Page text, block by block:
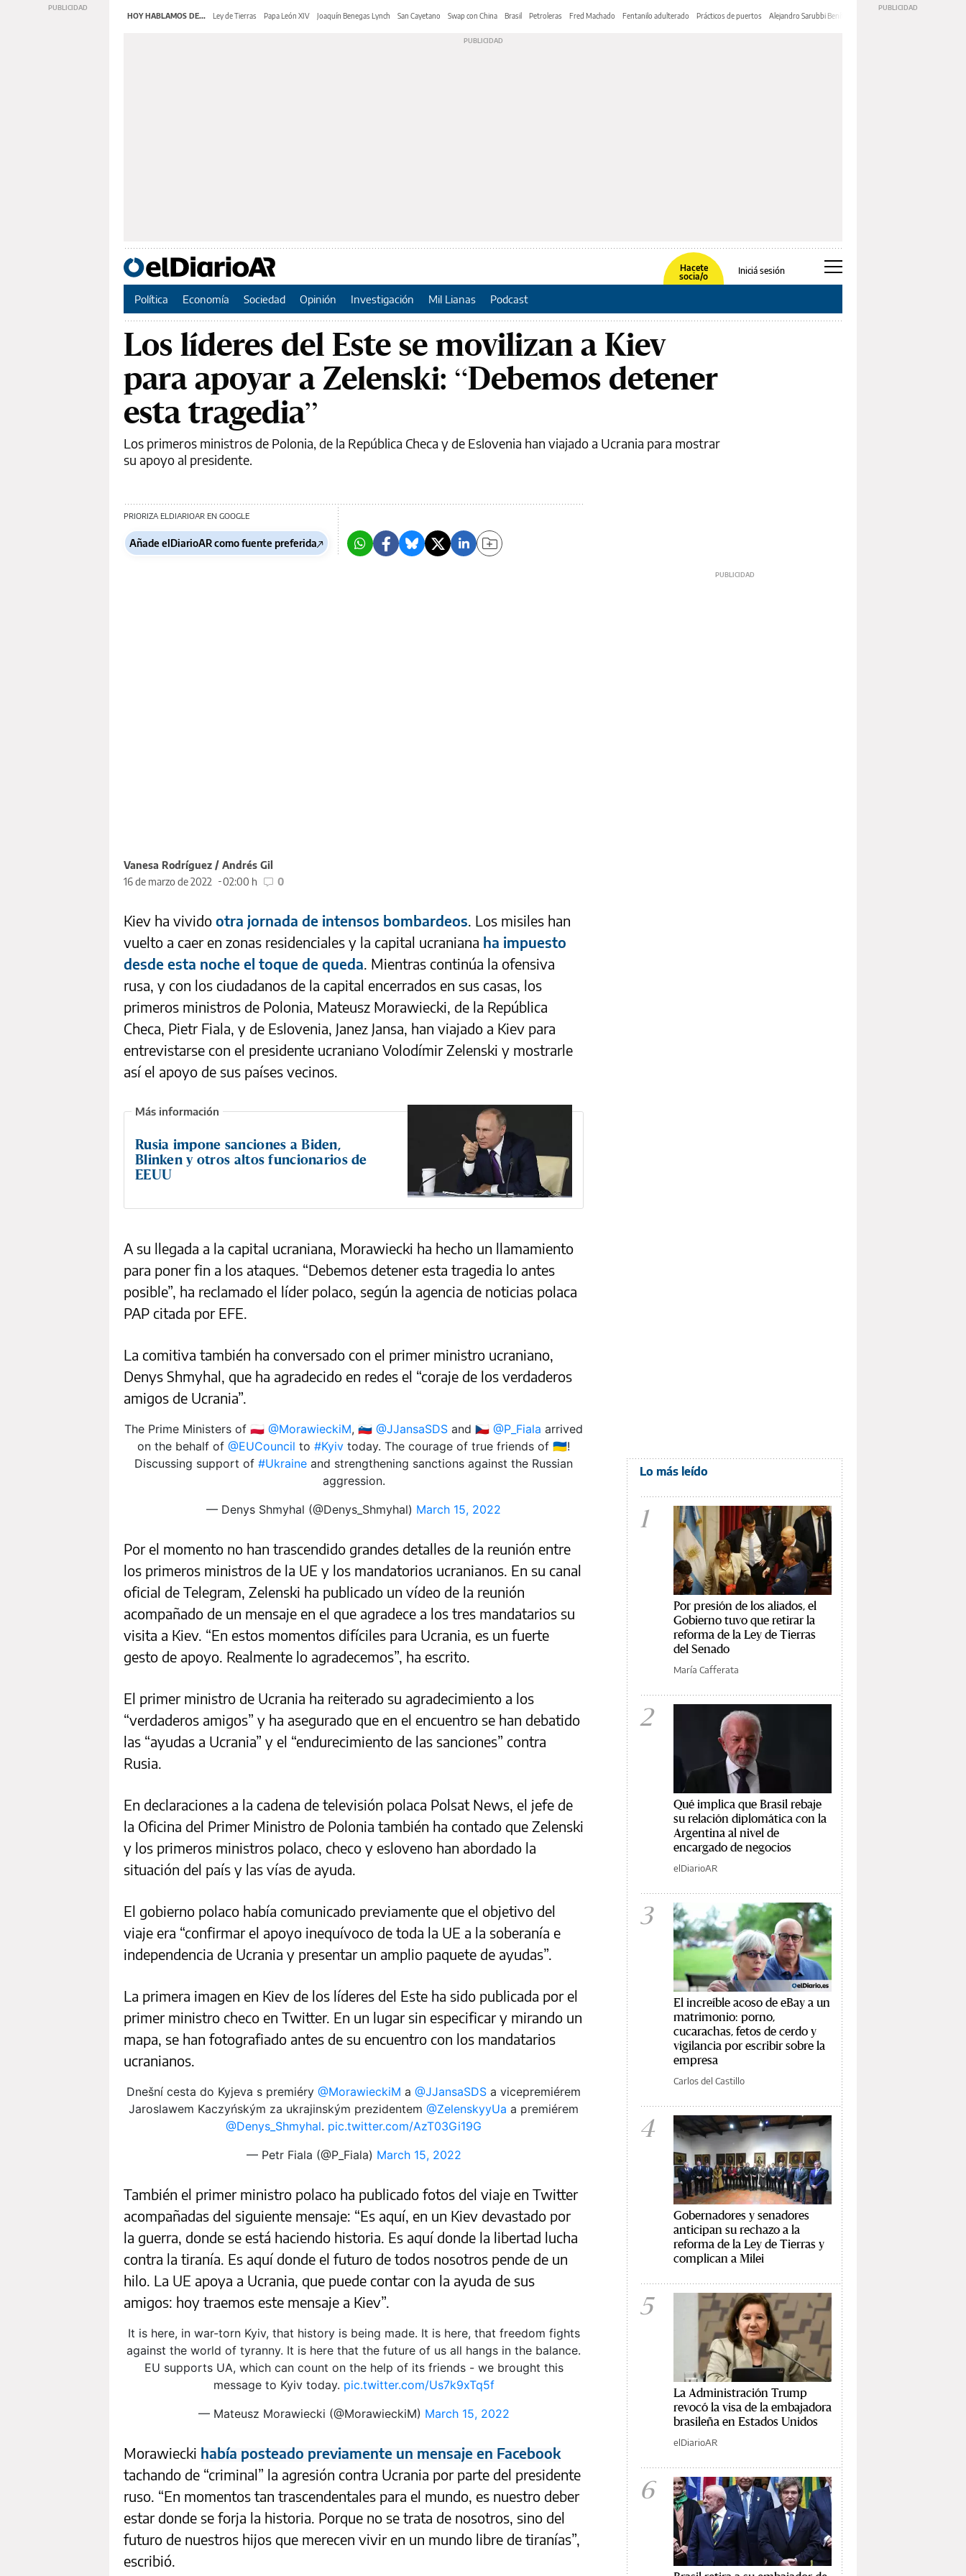
HOY HABLAMOS DE... Ley de Tierras Papa León XIV Joaquín Benegas Lynch San Cayetano Swap con China Brasil Petroleras Fred Machado Fentanilo adulterado Prácticos de puertos Alejandro Sarubbi Benítez
Hacete
socia/o
Iniciá sesión
Política Economía Sociedad Opinión Investigación Mil Lianas Podcast
Los líderes del Este se movilizan a Kiev
para apoyar a Zelenski: “Debemos detener
esta tragedia”
Los primeros ministros de Polonia, de la República Checa y de Eslovenia han viajado a Ucrania para mostrar
su apoyo al presidente.
PRIORIZA ELDIARIOAR EN GOOGLE
Añade elDiarioAR como fuente preferida
Vanesa Rodríguez / Andrés Gil
16 de marzo de 2022
02:00 h 0
Kiev ha vivido otra jornada de intensos bombardeos. Los misiles han
vuelto a caer en zonas residenciales y la capital ucraniana ha impuesto
desde esta noche el toque de queda. Mientras continúa la ofensiva
rusa, y con los ciudadanos de la capital encerrados en sus casas, los
primeros ministros de Polonia, Mateusz Morawiecki, de la República
Checa, Pietr Fiala, y de Eslovenia, Janez Jansa, han viajado a Kiev para
entrevistarse con el presidente ucraniano Volodímir Zelenski y mostrarle
así el apoyo de sus países vecinos.
Rusia impone sanciones a Biden,
Blinken y otros altos funcionarios de
EEUU
A su llegada a la capital ucraniana, Morawiecki ha hecho un llamamiento
para poner fin a los ataques. “Debemos detener esta tragedia lo antes
posible”, ha reclamado el líder polaco, según la agencia de noticias polaca
PAP citada por EFE.
La comitiva también ha conversado con el primer ministro ucraniano,
Denys Shmyhal, que ha agradecido en redes el “coraje de los verdaderos
amigos de Ucrania”.
The Prime Ministers of 🇵🇱 @MorawieckiM, 🇸🇮 @JJansaSDS and 🇨🇿 @P_Fiala arrived
on the behalf of @EUCouncil to #Kyiv today. The courage of true friends of 🇺🇦!
Discussing support of #Ukraine and strengthening sanctions against the Russian
aggression.
— Denys Shmyhal (@Denys_Shmyhal) March 15, 2022
Por el momento no han trascendido grandes detalles de la reunión entre
los primeros ministros de la UE y los mandatorios ucranianos. En su canal
oficial de Telegram, Zelenski ha publicado un vídeo de la reunión
acompañado de un mensaje en el que agradece a los tres mandatarios su
visita a Kiev. “En estos momentos difíciles para Ucrania, es un fuerte
gesto de apoyo. Realmente lo agradecemos”, ha escrito.
El primer ministro de Ucrania ha reiterado su agradecimiento a los
“verdaderos amigos” y ha asegurado que en el encuentro se han debatido
las “ayudas a Ucrania” y el “endurecimiento de las sanciones” contra
Rusia.
En declaraciones a la cadena de televisión polaca Polsat News, el jefe de
la Oficina del Primer Ministro de Polonia también ha contado que Zelenski
y los primeros ministros polaco, checo y esloveno han abordado la
situación del país y las vías de ayuda.
El gobierno polaco había comunicado previamente que el objetivo del
viaje era “confirmar el apoyo inequívoco de toda la UE a la soberanía e
independencia de Ucrania y presentar un amplio paquete de ayudas”.
La primera imagen en Kiev de los líderes del Este ha sido publicada por el
primer ministro checo en Twitter. En un lugar sin especificar y mirando un
mapa, se han fotografiado antes de su encuentro con los mandatarios
ucranianos.
Dnešní cesta do Kyjeva s premiéry @MorawieckiM a @JJansaSDS a vicepremiérem
Jaroslawem Kaczyńským za ukrajinským prezidentem @ZelenskyyUa a premiérem
@Denys_Shmyhal. pic.twitter.com/AzT03Gi19G
— Petr Fiala (@P_Fiala) March 15, 2022
También el primer ministro polaco ha publicado fotos del viaje en Twitter
acompañadas del siguiente mensaje: “Es aquí, en un Kiev devastado por
la guerra, donde se está haciendo historia. Es aquí donde la libertad lucha
contra la tiranía. Es aquí donde el futuro de todos nosotros pende de un
hilo. La UE apoya a Ucrania, que puede contar con la ayuda de sus
amigos: hoy traemos este mensaje a Kiev”.
It is here, in war-torn Kyiv, that history is being made. It is here, that freedom fights
against the world of tyranny. It is here that the future of us all hangs in the balance.
EU supports UA, which can count on the help of its friends - we brought this
message to Kyiv today. pic.twitter.com/Us7k9xTq5f
— Mateusz Morawiecki (@MorawieckiM) March 15, 2022
Morawiecki había posteado previamente un mensaje en Facebook
tachando de “criminal” la agresión contra Ucrania por parte del presidente
ruso. “En momentos tan trascendentales para el mundo, es nuestro deber
estar donde se forja la historia. Porque no se trata de nosotros, sino del
futuro de nuestros hijos que merecen vivir en un mundo libre de tiranías”,
escribió.
Lo más leído
1
Por presión de los aliados, el
Gobierno tuvo que retirar la
reforma de la Ley de Tierras
del Senado
María Cafferata
2
Qué implica que Brasil rebaje
su relación diplomática con la
Argentina al nivel de
encargado de negocios
elDiarioAR
3
El increíble acoso de eBay a un
matrimonio: porno,
cucarachas, fetos de cerdo y
vigilancia por escribir sobre la
empresa
Carlos del Castillo
4
Gobernadores y senadores
anticipan su rechazo a la
reforma de la Ley de Tierras y
complican a Milei
5
La Administración Trump
revocó la visa de la embajadora
brasileña en Estados Unidos
elDiarioAR
6